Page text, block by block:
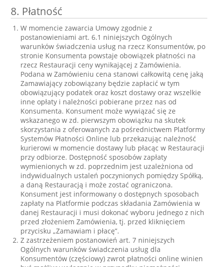
8. Płatność
W momencie zawarcia Umowy zgodnie z
postanowieniami art. 6.1 niniejszych Ogólnych
warunków świadczenia usług na rzecz Konsumentów, po
stronie Konsumenta powstaje obowiązek płatności na
rzecz Restauracji ceny wynikającej z Zamówienia.
Podana w Zamówieniu cena stanowi całkowitą cenę jaką
Zamawiający zobowiązany będzie zapłacić w tym
obowiązujący podatek oraz koszt dostawy oraz wszelkie
inne opłaty i należności pobierane przez nas od
Konsumenta. Konsument może wywiązać się ze
wskazanego w zd. pierwszym obowiązku na skutek
skorzystania z oferowanych za pośrednictwem Platformy
Systemów Płatności Online lub przekazując należność
kurierowi w momencie dostawy lub płacąc w Restauracji
przy odbiorze. Dostępność sposobów zapłaty
wymienionych w zd. poprzednim jest uzależniona od
indywidualnych ustaleń poczynionych pomiędzy Spółką,
a daną Restauracją i może zostać ograniczona.
Konsument jest informowany o dostępnych sposobach
zapłaty na Platformie podczas składania Zamówienia w
danej Restauracji i musi dokonać wyboru jednego z nich
przed złożeniem Zamówienia, tj. przed kliknięciem
przycisku „Zamawiam i płacę”.
Z zastrzeżeniem postanowień art. 7 niniejszych
Ogólnych warunków świadczenia usług dla
Konsumentów (częściowy) zwrot płatności online winien